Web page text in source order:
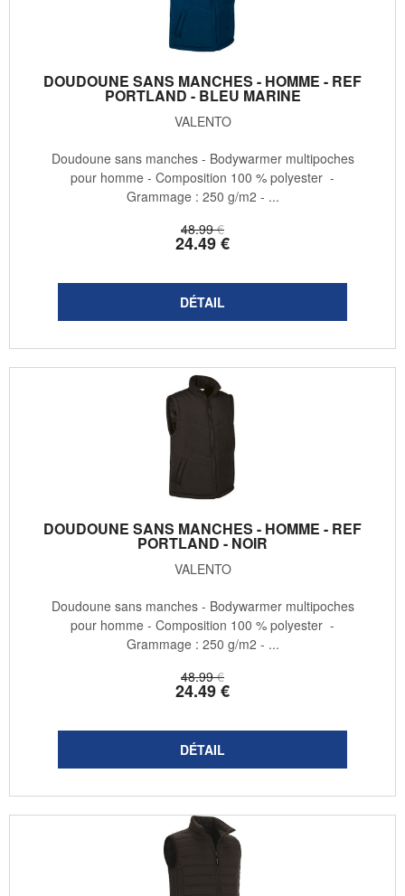
DOUDOUNE SANS MANCHES - HOMME - REF
PORTLAND - BLEU MARINE
VALENTO
48.99 €
24.49€
Doudoune sans manches - Bodywarmer multipoches
pour homme - Composition 100 % polyester -
Grammage : 250 g/m2 - ...
DOUDOUNE SANS MANCHES - HOMME - REF
PORTLAND - NOIR
VALENTO
48.99 €
24.49€
Doudoune sans manches - Bodywarmer multipoches
pour homme - Composition 100 % polyester -
Grammage : 250 g/m2 - ...